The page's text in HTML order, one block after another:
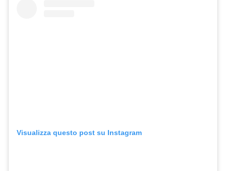
Visualizza questo post su Instagram